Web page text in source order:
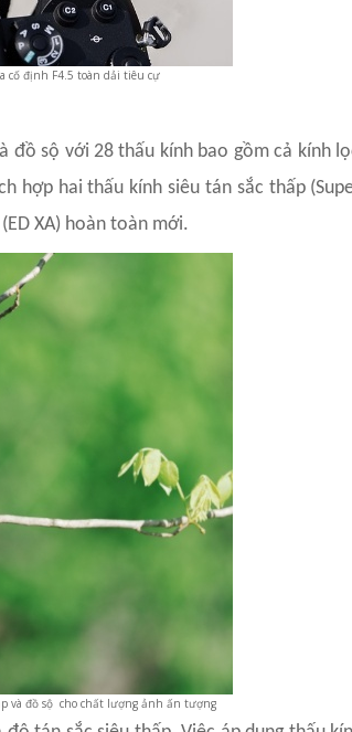
cố định F4.5 toàn dải tiêu cự
đồ sộ với 28 thấu kính bao gồm cả kính
hợp hai thấu kính siêu tán sắc thấp
XA) hoàn toàn mới.
và đồ sộ cho chất lượng ảnh ấn tượng